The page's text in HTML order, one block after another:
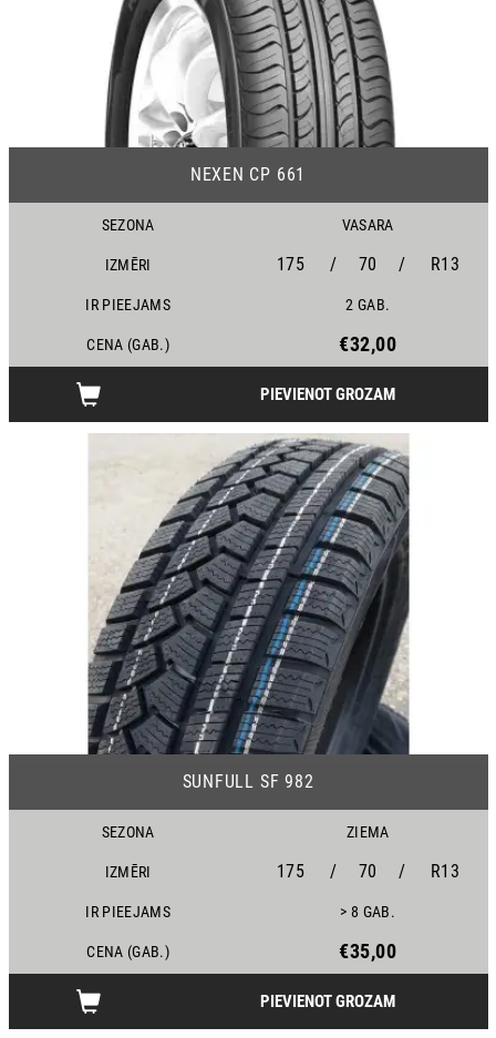
NEXEN CP 661
SEZONA VASARA
IZMĒRI 175 / 70 / R13
IR PIEEJAMS 2 GAB.
CENA (GAB.) €32,00
PIEVIENOT GROZAM
SUNFULL SF 982
SEZONA ZIEMA
IZMĒRI 175 / 70 / R13
IR PIEEJAMS > 8 GAB.
CENA (GAB.) €35,00
PIEVIENOT GROZAM